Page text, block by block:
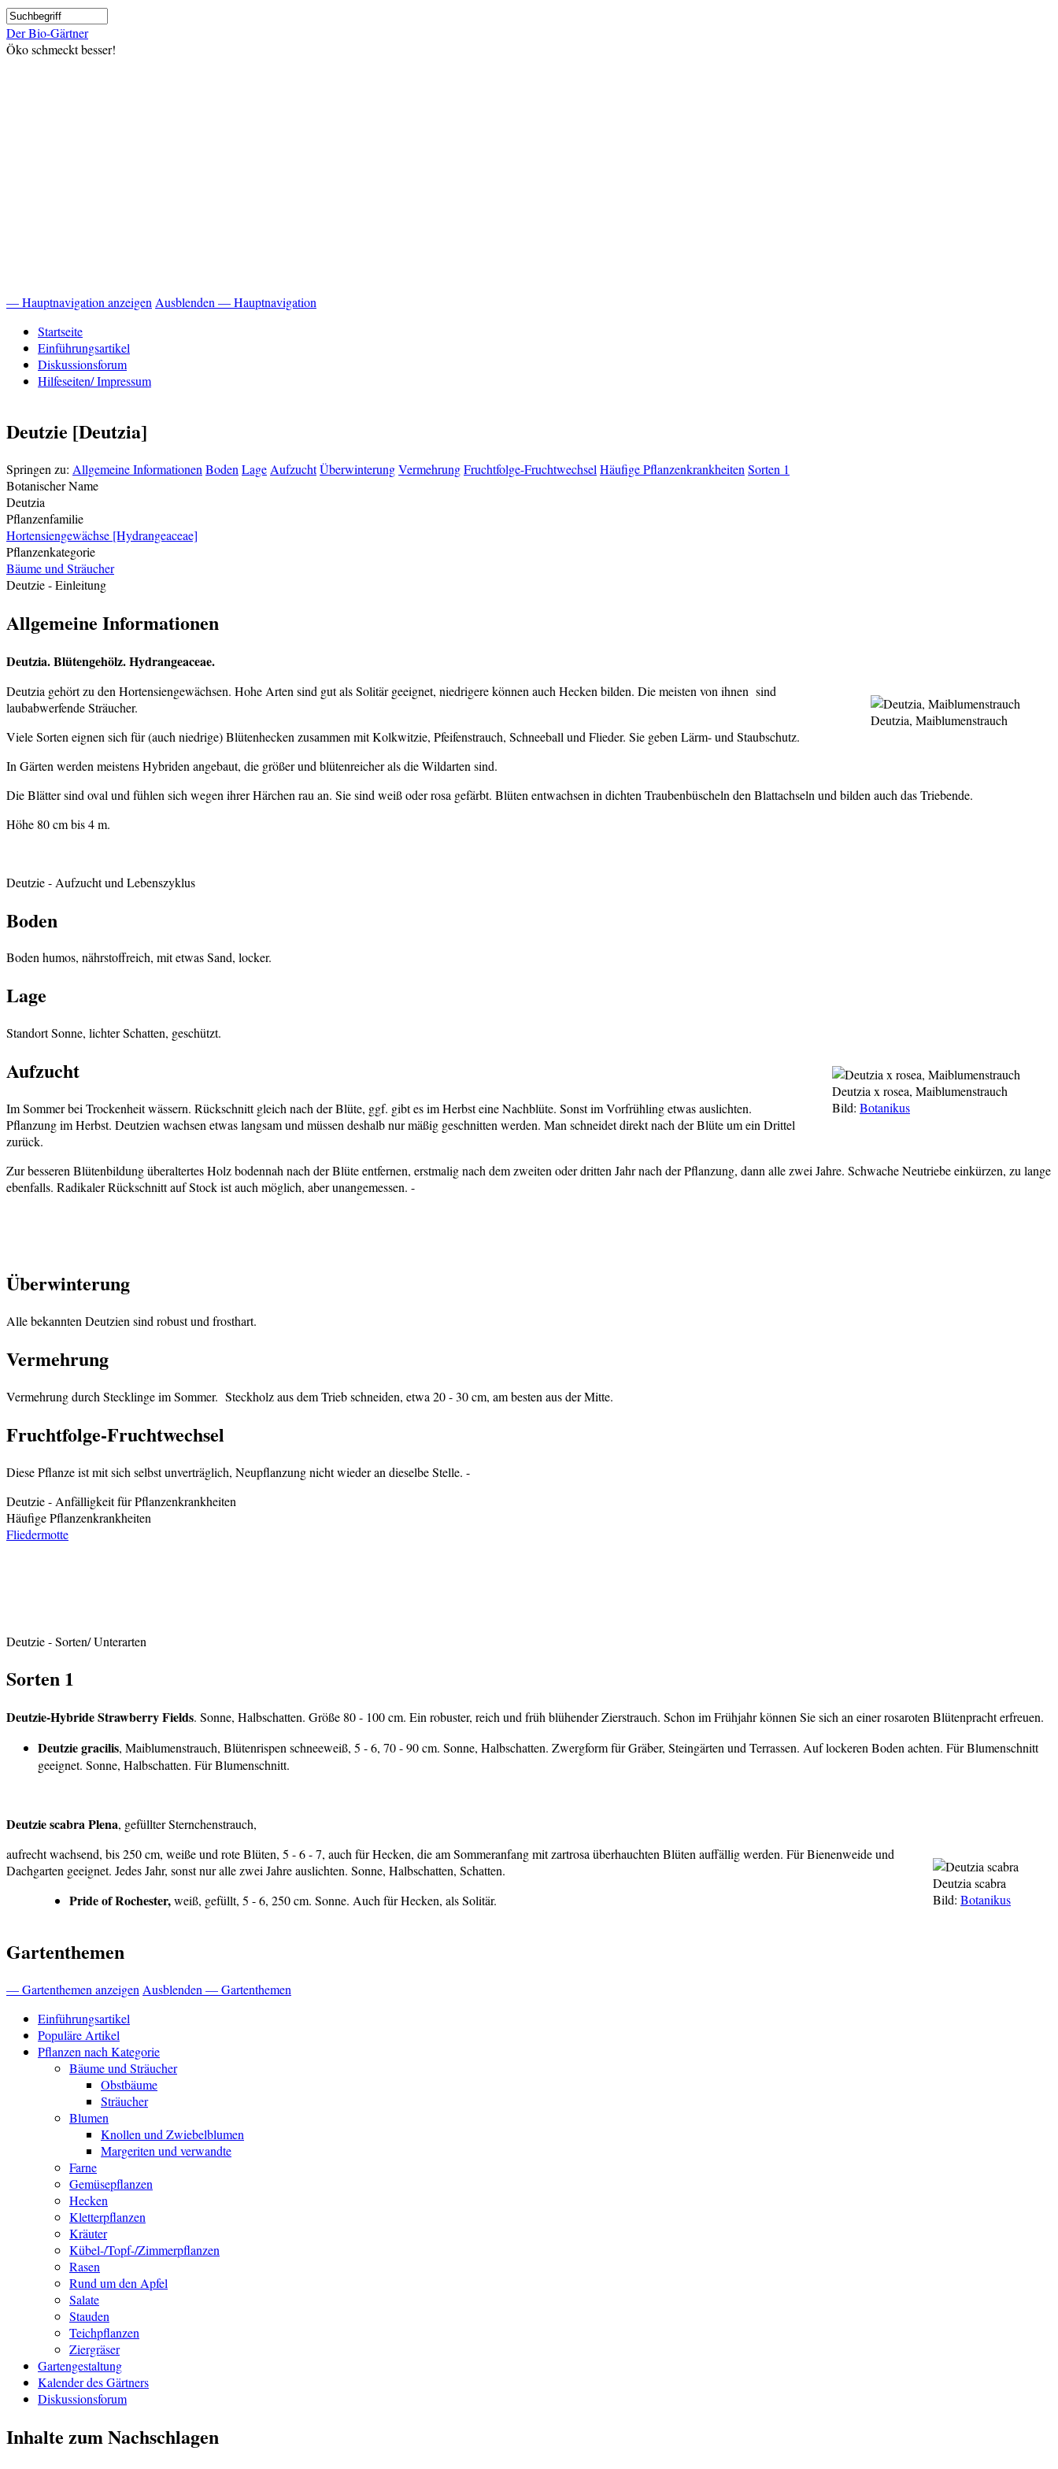
Direkt
zum
Inhalt
Suche
Der Bio-Gärtner
Öko schmeckt besser!
Hauptnavigation
— Hauptnavigation anzeigen Ausblenden — Hauptnavigation
Startseite
Einführungsartikel
Diskussionsforum
Hilfeseiten/ Impressum
Deutzie [Deutzia]
Springen zu: Allgemeine Informationen Boden Lage AufzuchtÜberwinterungVermehrungFruchtfolge-Fruchtwechsel Häufige Pflanzenkrankheiten Sorten 1
Botanischer Name
Deutzia
Pflanzenfamilie
Hortensiengewächse [Hydrangeaceae]
Pflanzenkategorie
Bäume und Sträucher
Deutzie- Einleitung
Allgemeine Informationen
Deutzia.Blütengehölz. Hydrangeaceae.
Deutzia, Maiblumenstrauch
Deutzia gehört zu den Hortensiengewächsen. Hohe Arten sind gut als Solitär geeignet, niedrigere können auch Hecken bilden. Die meisten von ihnen sind
laubabwerfende Sträucher.
Viele Sorten eignen sich für (auch niedrige) Blütenhecken zusammen mit Kolkwitzie, Pfeifenstrauch, Schneeball und Flieder. Sie geben Lärm- und Staubschutz.
In Gärten werden meistens Hybriden angebaut, die größer und blütenreicher als die Wildarten sind.
Die Blätter sind oval und fühlen sich wegen ihrer Härchen rau an. Sie sind weiß oder rosa gefärbt. Blüten entwachsen in dichten Traubenbüscheln den Blattachseln und bilden auch das Triebende.
Höhe 80 cm bis 4 m.
Deutzie- Aufzucht und Lebenszyklus
Boden
Boden humos, nährstoffreich, mit etwas Sand, locker.
Lage
Standort Sonne, lichter Schatten, geschützt.
Deutzia x rosea, Maiblumenstrauch
Bild: Botanikus
Aufzucht
Im Sommer bei Trockenheit wässern. Rückschnitt gleich nach der Blüte, ggf. gibt es im Herbst eine Nachblüte. Sonst im Vorfrühling etwas auslichten.
Pflanzung im Herbst. Deutzien wachsen etwas langsam und müssen deshalb nur mäßig geschnitten werden. Man schneidet direkt nach der Blüte um ein Drittel
zurück.
Zur besseren Blütenbildung überaltertes Holz bodennah nach der Blüte entfernen, erstmalig nach dem zweiten oder dritten Jahr nach der Pflanzung, dann alle zwei Jahre. Schwache Neutriebe einkürzen, zu lange
ebenfalls. Radikaler Rückschnitt auf Stock ist auch möglich, aber unangemessen. -
Überwinterung
Alle bekannten Deutzien sind robust und frosthart.
Vermehrung
Vermehrung durch Stecklinge im Sommer. Steckholz aus dem Trieb schneiden, etwa 20 - 30 cm, am besten aus der Mitte.
Fruchtfolge-Fruchtwechsel
Diese Pflanze ist mit sich selbst unverträglich, Neupflanzung nicht wieder an dieselbe Stelle. -
Deutzie- Anfälligkeit für Pflanzenkrankheiten
Häufige Pflanzenkrankheiten
Fliedermotte
Deutzie- Sorten/ Unterarten
Sorten 1
Deutzie-Hybride Strawberry Fields. Sonne, Halbschatten. Größe 80 - 100 cm. Ein robuster, reich und früh blühender Zierstrauch. Schon im Frühjahr können Sie sich an einer rosaroten Blütenpracht erfreuen.
Deutzie gracilis, Maiblumenstrauch, Blütenrispen schneeweiß, 5 - 6, 70 - 90 cm. Sonne, Halbschatten. Zwergform für Gräber, Steingärten und Terrassen. Auf lockeren Boden achten. Für Blumenschnitt
geeignet. Sonne, Halbschatten. Für Blumenschnitt.
Deutzie scabra Plena, gefüllter Sternchenstrauch,
Deutzia scabra
Bild: Botanikus
aufrecht wachsend, bis 250 cm, weiße und rote Blüten, 5 - 6 - 7, auch für Hecken, die am Sommeranfang mit zartrosa überhauchten Blüten auffällig werden. Für Bienenweide und
Dachgarten geeignet. Jedes Jahr, sonst nur alle zwei Jahre auslichten. Sonne, Halbschatten, Schatten.
Pride of Rochester,weiß, gefüllt, 5 - 6, 250 cm. Sonne. Auch für Hecken, als Solitär.
Gartenthemen
— Gartenthemen anzeigen Ausblenden — Gartenthemen
Einführungsartikel
Populäre Artikel
Pflanzen nach Kategorie
Bäume und Sträucher
Obstbäume
Sträucher
Blumen
Knollen und Zwiebelblumen
Margeriten und verwandte
Farne
Gemüsepflanzen
Hecken
Kletterpflanzen
Kräuter
Kübel-/Topf-/Zimmerpflanzen
Rasen
Rund um den Apfel
Salate
Stauden
Teichpflanzen
Ziergräser
Gartengestaltung
Kalender des Gärtners
Diskussionsforum
Inhalte zum Nachschlagen